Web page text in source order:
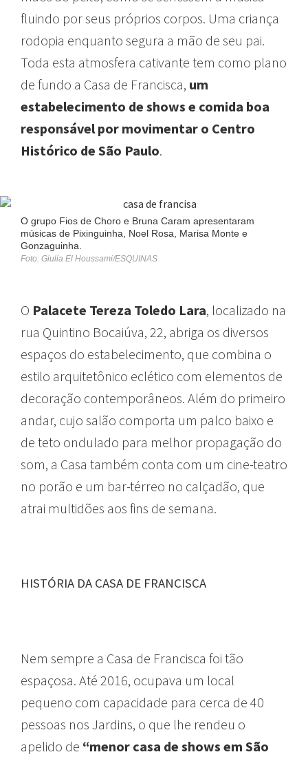
fluindo por seus próprios corpos. Uma criança
rodopia enquanto segura a mão de seu pai.
Toda esta atmosfera cativante tem como plano
de fundo a Casa de Francisca, um
estabelecimento de shows e comida boa
responsável por movimentar o Centro
Histórico de São Paulo.
O grupo Fios de Choro e Bruna Caram apresentaram
músicas de Pixinguinha, Noel Rosa, Marisa Monte e
Gonzaguinha.
Foto: Giulia El Houssami/ESQUINAS
O Palacete Tereza Toledo Lara, localizado na
rua Quintino Bocaiúva, 22, abriga os diversos
espaços do estabelecimento, que combina o
estilo arquitetônico eclético com elementos de
decoração contemporâneos. Além do primeiro
andar, cujo salão comporta um palco baixo e
de teto ondulado para melhor propagação do
som, a Casa também conta com um cine-teatro
no porão e um bar-térreo no calçadão, que
atrai multidões aos fins de semana.
HISTÓRIA DA CASA DE FRANCISCA
Nem sempre a Casa de Francisca foi tão
espaçosa. Até 2016, ocupava um local
pequeno com capacidade para cerca de 40
pessoas nos Jardins, o que lhe rendeu o
apelido de “menor casa de shows em São